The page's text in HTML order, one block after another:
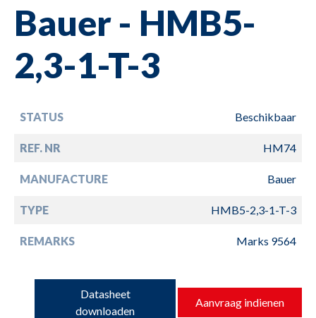
Bauer - HMB5-
2,3-1-T-3
STATUS Beschikbaar
REF. NR HM74
MANUFACTURE Bauer
TYPE HMB5-2,3-1-T-3
REMARKS Marks 9564
Datasheet
downloaden
Aanvraag indienen